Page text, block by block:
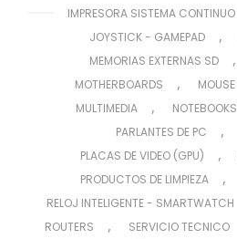
IMPRESORA SISTEMA CONTINUO
JOYSTICK - GAMEPAD ,
MEMORIAS EXTERNAS SD ,
MOTHERBOARDS , MOUSE
MULTIMEDIA , NOTEBOOKS
PARLANTES DE PC ,
PLACAS DE VIDEO (GPU) ,
PRODUCTOS DE LIMPIEZA ,
RELOJ INTELIGENTE - SMARTWATCH
ROUTERS , SERVICIO TECNICO